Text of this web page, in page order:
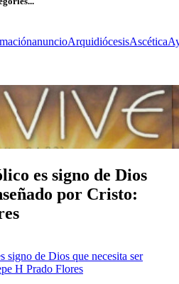
anuncioArquidiócesisAscética
es signo de Dios
por Cristo:
signo de Dios que necesita ser
H Prado Flores